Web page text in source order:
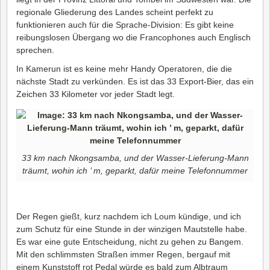
regionale Gliederung des Landes scheint perfekt zu
funktionieren auch für die Sprache-Division: Es gibt keine
reibungslosen Übergang wo die Francophones auch Englisch
sprechen.
In Kamerun ist es keine mehr Handy Operatoren, die die
nächste Stadt zu verkünden. Es ist das 33 Export-Bier, das ein
Zeichen 33 Kilometer vor jeder Stadt legt.
33 km nach Nkongsamba, und der Wasser-Lieferung-Mann
träumt, wohin ich ’ m, geparkt, dafür meine Telefonnummer
Der Regen gießt, kurz nachdem ich Loum kündige, und ich
zum Schutz für eine Stunde in der winzigen Mautstelle habe.
Es war eine gute Entscheidung, nicht zu gehen zu Bangem.
Mit den schlimmsten Straßen immer Regen, bergauf mit
einem Kunststoff rot Pedal würde es bald zum Albtraum